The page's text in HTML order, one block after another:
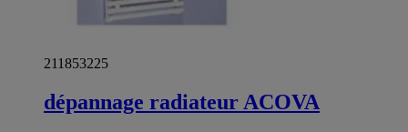
211853225
dépannage radiateur ACOVA